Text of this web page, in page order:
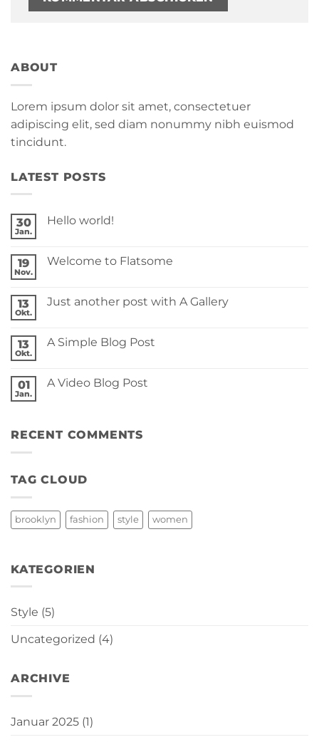
ABOUT
Lorem ipsum dolor sit amet, consectetuer
adipiscing elit, sed diam nonummy nibh euismod
tincidunt.
LATEST POSTS
30
Jan.
Hello world!
Hello
19
Nov.
Welcome to Flatsome
Welcome
13
Okt.
Just another post with A Gallery
Just
A
Gallery
13
Okt.
A Simple Blog Post
A
01
Jan.
A Video Blog Post
Video
RECENT COMMENTS
TAG CLOUD
brooklyn fashion style women
KATEGORIEN
Style (5)
Uncategorized (4)
ARCHIVE
Januar 2025 (1)